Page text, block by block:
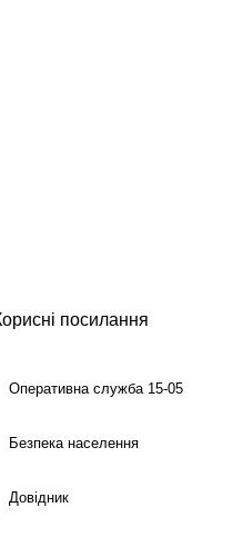
посилання
Оперативна служба 15-05
Безпека населення
Довідник